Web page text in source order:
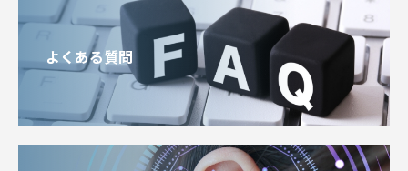
よくある質問